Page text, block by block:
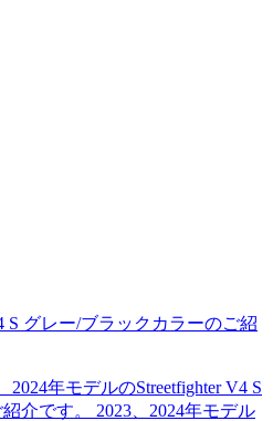
S グレー/ブラックカラーのご紹
年モデルのStreetfighter V4 S
介です。 2023、2024年モデル